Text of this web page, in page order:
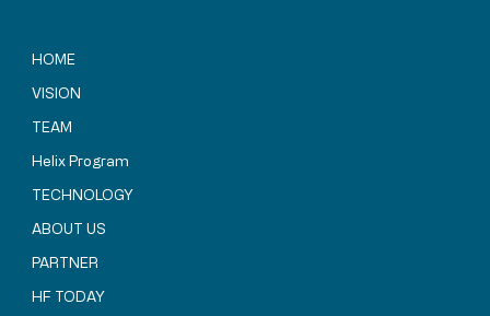
「Helix HARUKA」建設地を視察されまし
た
HOME
VISION
TEAM
Helix Program
TECHNOLOGY
ABOUT US
PARTNER
HF TODAY